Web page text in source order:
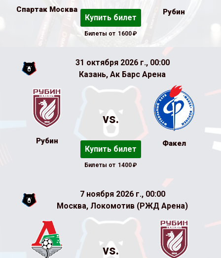
Спартак Москва
Купить билет
Билеты от 1600₽
Рубин
31 октября 2026 г., 00:00
Казань, Ак Барс Арена
Рубин
vs.
Купить билет
Билеты от 1400₽
Факел
7 ноября 2026 г., 00:00
Москва, Локомотив (РЖД Арена)
vs.